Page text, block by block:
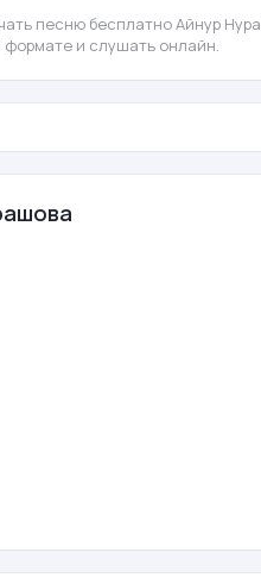
песню бесплатно Айнур
формате и слушать онлайн.